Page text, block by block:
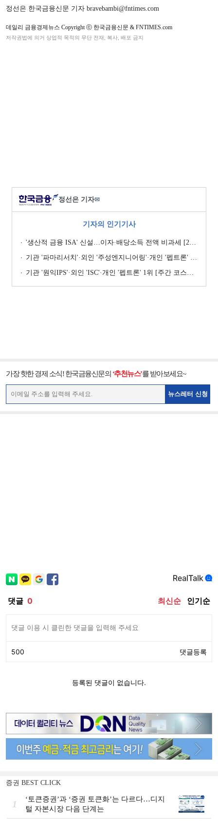
정선은 한국금융신문 기자 bravebambi@fntimes.com
데일리 금융경제뉴스 Copyright ⓒ 한국금융신문 & FNTIMES.com
저작권법에 의거 상업적 목적의 무단 전재, 복사, 배포 금지
정선은 기자✉
기자의 인기기사
'생산적 금융 ISA' 신설…이자·배당소득 전액 비과세 [2026 세제개편안]
기관 '파마리서치'·외인 '주성엔지니어링'·개인 '펩트론' 1위 [주간 코스닥 순매수- 2026년 7월27일~7월31일]
기관 '원익IPS'·외인 'ISC'·개인 '펩트론' 1위 [주간 코스닥 순매수- 2026년 7월6일~7월10일]
가장 핫한 경제 소식! 한국금융신문의 ‘추천뉴스’를 받아보세요~
뉴스레터 신청
증권 BEST CLICK
1
‘토큰증권’과 ‘증권 토큰화’는 다르다…디지
털 자본시장 다음 단계는